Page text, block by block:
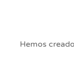
Hemos